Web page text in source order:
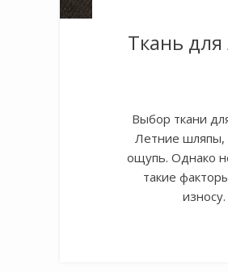
Ткань
Выбор ткани
Летние
ощупь. Однако
такие